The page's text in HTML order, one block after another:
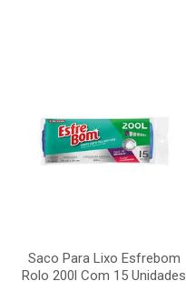
Saco Para Lixo Esfrebom
Rolo 200l Com 15 Unidades